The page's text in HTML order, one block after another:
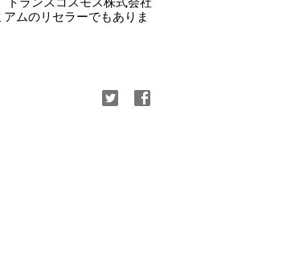
ムのリセラーでもありま